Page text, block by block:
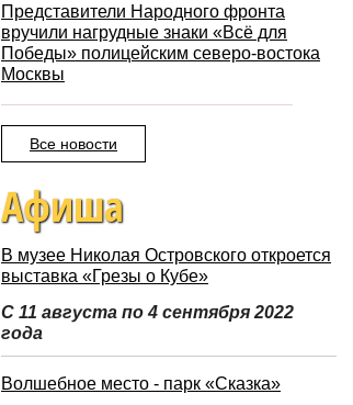
Представители Народного фронта
вручили нагрудные знаки «Всё для
Победы» полицейским северо-востока
Москвы
Все новости
Афиша
В музее Николая Островского откроется
выставка «Грезы о Кубе»
С 11 августа по 4 сентября 2022
года
Волшебное место - парк «Сказка»